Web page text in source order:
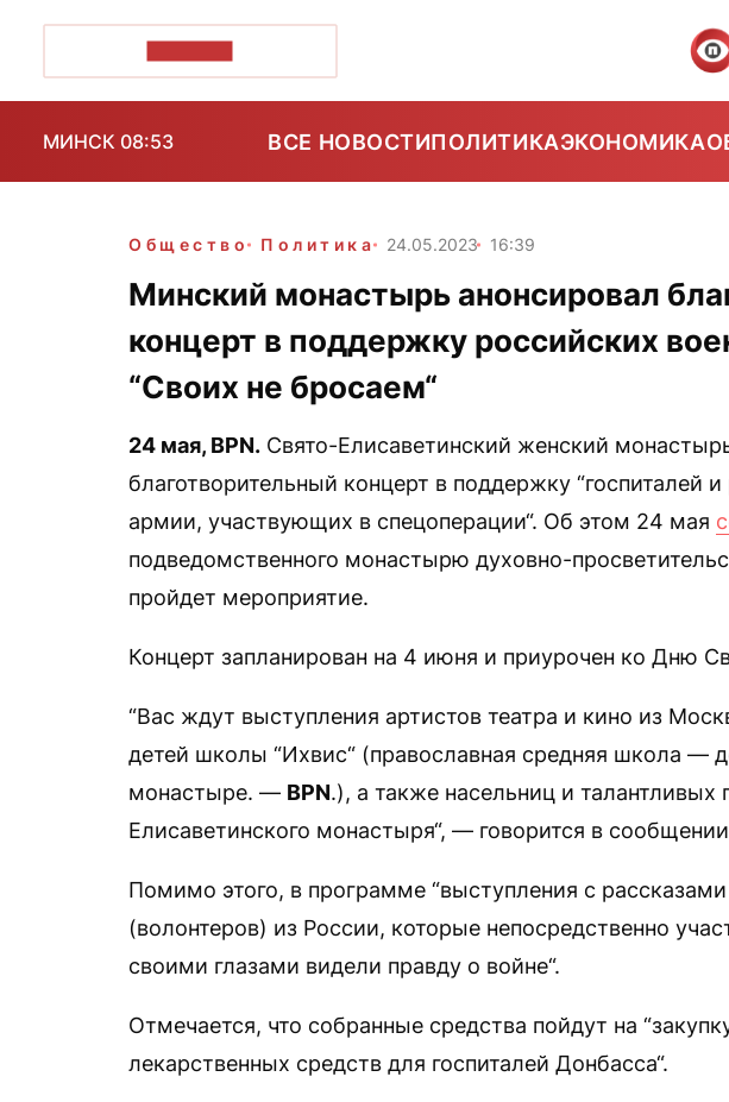
МИНСК 08:53 ВСЕ НОВОСТИПОЛИТИКАЭКОНОМИКА
Общество Политика 24.05.2023 16:39
Минский монастырь анонсировал
концерт в поддержку российских
“Своих не бросаем“
24 мая, BPN. Свято-Елисаветинский женский
благотворительный концерт в поддержку “госпиталей
армии, участвующих в спецоперации“. Об этом 24 мая
подведомственного монастырю духовно-
пройдет мероприятие.
Концерт запланирован на 4 июня и приурочен ко Дню
“Вас ждут выступления артистов театра и кино из
детей школы “Ихвис“ (православная средняя школа —
монастыре. — BPN.), а также насельниц и талантливых
Елисаветинского монастыря“, — говорится в
Помимо этого, в программе “выступления с
(волонтеров) из России, которые непосредственно
своими глазами видели правду о войне“.
Отмечается, что собранные средства пойдут на
лекарственных средств для госпиталей Донбасса“.